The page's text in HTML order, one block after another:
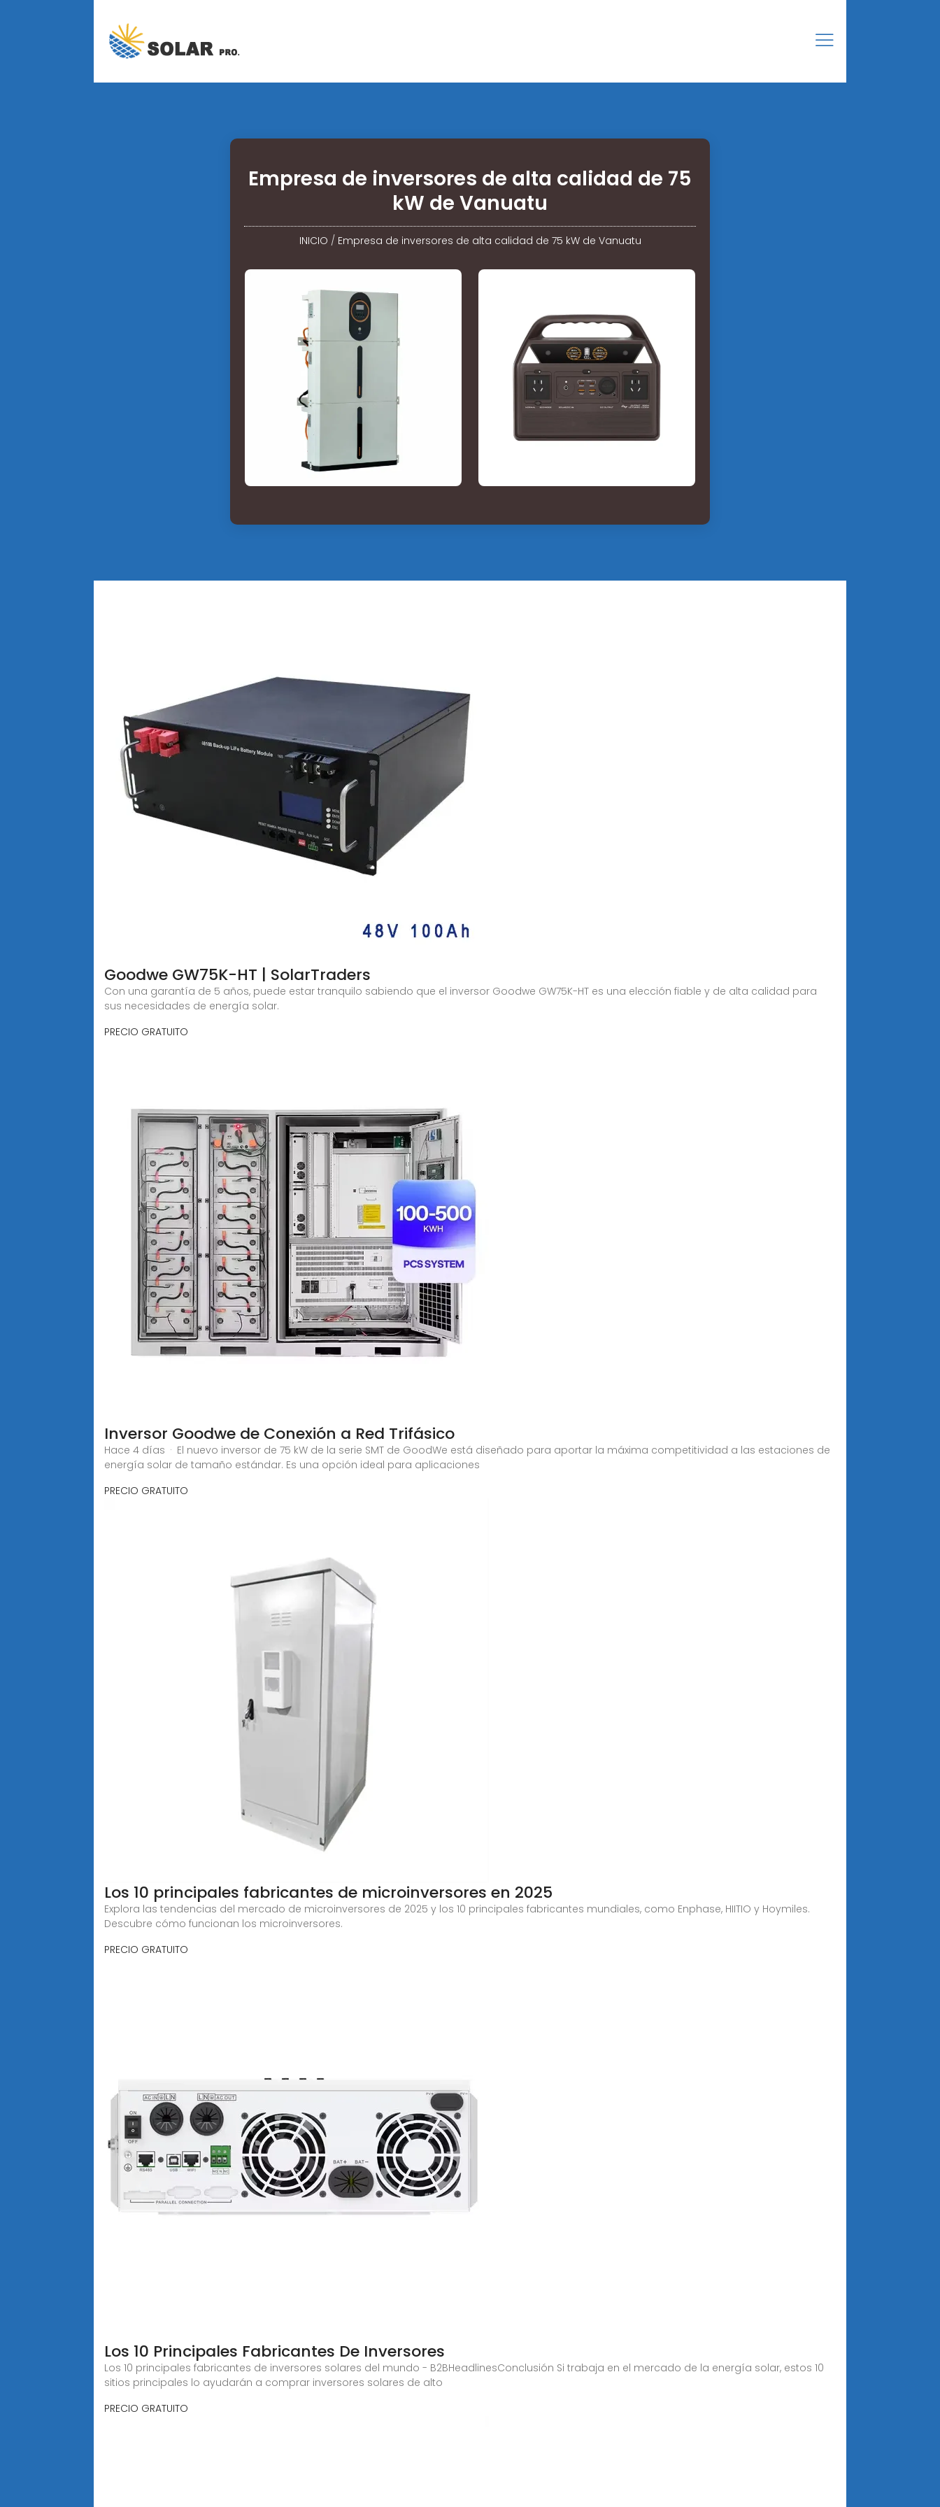
Empresa de inversores de alta calidad de 75
kW de Vanuatu
INICIO / Empresa de inversores de alta calidad de 75 kW de Vanuatu
Goodwe GW75K-HT | SolarTraders
Con una garantía de 5 años, puede estar tranquilo sabiendo que el inversor Goodwe GW75K-HT es una elección fiable y de alta calidad para
sus necesidades de energía solar.
PRECIO GRATUITO
Inversor Goodwe de Conexión a Red Trifásico
Hace 4 días · El nuevo inversor de 75 kW de la serie SMT de GoodWe está diseñado para aportar la máxima competitividad a las estaciones de
energía solar de tamaño estándar. Es una opción ideal para aplicaciones
PRECIO GRATUITO
Los 10 principales fabricantes de microinversores en 2025
Explora las tendencias del mercado de microinversores de 2025 y los 10 principales fabricantes mundiales, como Enphase, HIITIO y Hoymiles.
Descubre cómo funcionan los microinversores.
PRECIO GRATUITO
Los 10 Principales Fabricantes De Inversores
Los 10 principales fabricantes de inversores solares del mundo - B2BHeadlinesConclusión Si trabaja en el mercado de la energía solar, estos 10
sitios principales lo ayudarán a comprar inversores solares de alto
PRECIO GRATUITO